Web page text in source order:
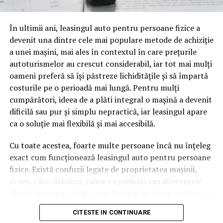
oamenii cu adevărat. Dacă transcrierea ajunge pe o
cuvinte tematice, scrise exact în limbajul în care se
caută.
Apoi vine partea de comportament. O pagină pe care
vizitatorii stau zece, cincisprezece minute ca să
urmărească replay-ul trimite un semnal greu de ignorat.
Google nu îți măsoară direct satisfacția, însă timpul
petrecut, scrollul și revenirile spun ceva despre cât de
util e materialul.
Și mai e ceva ce se uită ușor. Un webinar reușit atrage
linkuri aproape de la sine. Cineva îl menționează într-un
newsletter, altcineva îl citează într-un articol, un
partener îl trimite în comunitatea lui. Fiecare astfel de
tău, iar autoritatea e moneda forte în SEO.
În ultimii ani, leasingul auto pentru persoane fizice a
devenit una dintre cele mai populare metode de achiziție
a unei mașini, mai ales în contextul în care prețurile
autoturismelor au crescut considerabil, iar tot mai mulți
oameni preferă să își păstreze lichiditățile și să împartă
costurile pe o perioadă mai lungă. Pentru mulți
cumpărători, ideea de a plăti integral o mașină a devenit
dificilă sau pur și simplu nepractică, iar leasingul apare
ca o soluție mai flexibilă și mai accesibilă.
Cu toate acestea, foarte multe persoane încă nu înțeleg
exact cum funcționează leasingul auto pentru persoane
fizice. Există confuzii legate de proprietatea mașinii,
avans, rate, dobânzi, valoare reziduală sau diferențele
semnezi orice contract, este important să înțelegi clar
mecanismul acestui tip de finanțare și să știi la ce să fii
CITESTE IN CONTINUARE